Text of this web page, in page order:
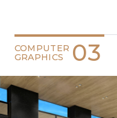
COMPUTER
GRAPHICS
03